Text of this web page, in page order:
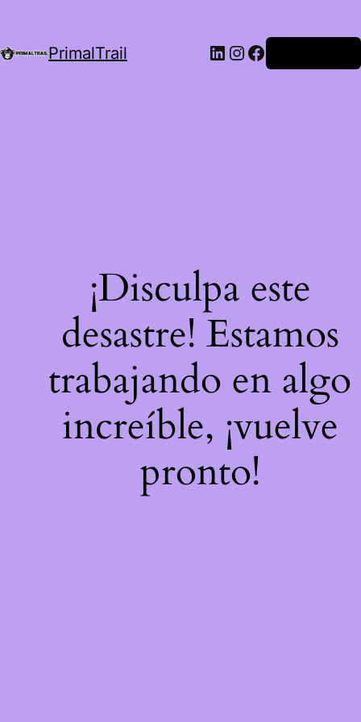
PrimalTrail LinkedIn
Instagram
Facebook
¡Disculpa este
desastre! Estamos
trabajando en algo
increíble, ¡vuelve
pronto!